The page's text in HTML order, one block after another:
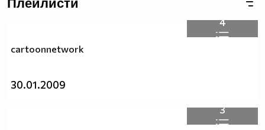
Плейлисти
4
cartoonnetwork
30.01.2009
3